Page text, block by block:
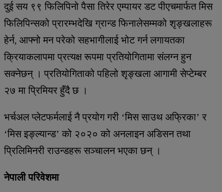
दुई सय ९९ फिलिपिनो पैसा तिरेर एम्पायर डट पीएचमार्फत मिस
फिलिपिन्सको प्रारम्भदेखि ग्रान्ड फिनालेसम्मको शृङ्खलाहरू
हेर्न, आफ्नो मन परेको सहभागीलाई भोट गर्न लगायतका
क्रियाकलापमा प्रत्यक्ष रूपमा प्रतियोगितामा संलग्न हुन
सक्नेछन् । प्रतियोगिताको पहिलो शृङ्खला आगामी सेप्टेम्बर
२७ मा प्रिमियर हुँदै छ ।
भर्चअल प्लेटफर्मलाई नै प्रयोग गरी ‘मिस साउथ अफ्रिका’ र
‘मिस इङ्ल्यान्ड’ को २०२० को अनलाइन अडिसन तथा
प्रिलिमिनरी राउन्डहरू सञ्चालन भएका छन् ।
नेपाली परिवेशमा